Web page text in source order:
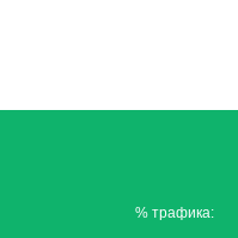
% трафика: